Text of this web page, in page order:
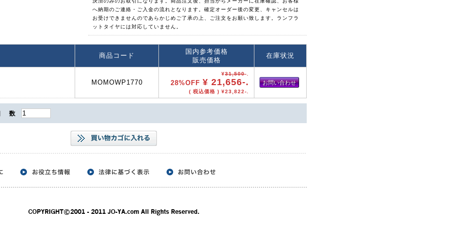
へ納期のご連絡・ご入金の流れとなります。確定オーダー後の変更、キャンセルは
お受けできませんのであらかじめご了承の上、ご注文をお願い致します。ランフラ
ットタイヤには対応していません。
商品コード
国内参考価格
販売価格
在庫状況
MOMOWP1770
¥31,500-.
28%OFF ¥ 21,656-.
( 税込価格 ) ¥23,822-.
お問い合わせ
数